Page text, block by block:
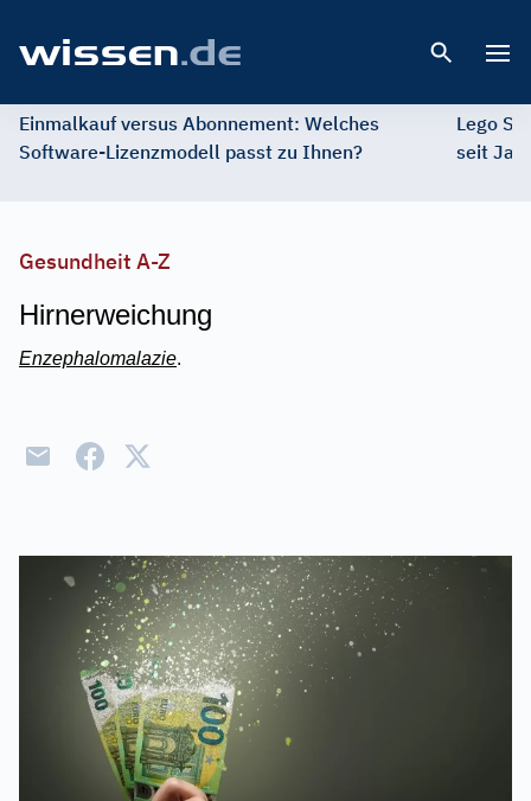
Einmalkauf versus Abonnement: Welches
Software-Lizenzmodell passt zu Ihnen?
Lego
seit
Gesundheit A-Z
Hirnerweichung
Enzephalomalazie.